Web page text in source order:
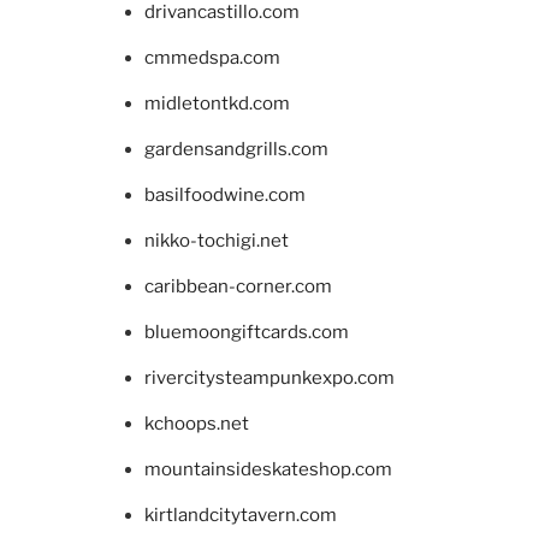
drivancastillo.com
cmmedspa.com
midletontkd.com
gardensandgrills.com
basilfoodwine.com
nikko-tochigi.net
caribbean-corner.com
bluemoongiftcards.com
rivercitysteampunkexpo.com
kchoops.net
mountainsideskateshop.com
kirtlandcitytavern.com